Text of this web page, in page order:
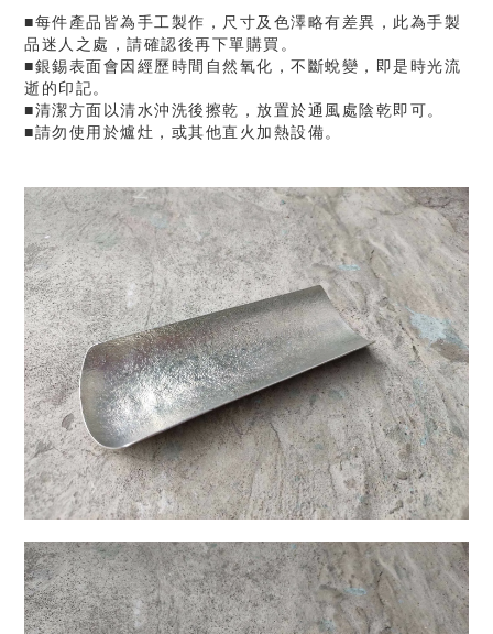
■每件產品皆為手工製作，尺寸及色澤略有差異，此為手製
品迷人之處，請確認後再下單購買。
■銀錫表面會因經歷時間自然氧化，不斷蛻變，即是時光流
逝的印記。
■清潔方面以清水沖洗後擦乾，放置於通風處陰乾即可。
■請勿使用於爐灶，或其他直火加熱設備。